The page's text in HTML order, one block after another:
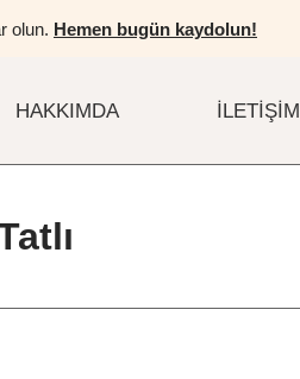
olun. Hemen bugün kaydolun!
HAKKIMDA İLETIŞIM